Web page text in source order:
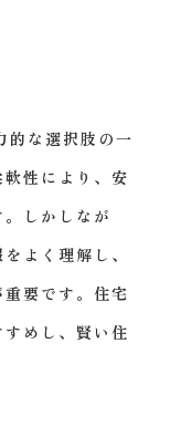
的な選択肢の一
性により、安
しかしなが
よく理解し、
要です。住宅
めし、賢い住